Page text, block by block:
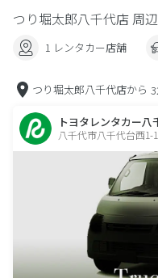
つり堀太郎八千代店 周
1 レンタカー店舗
つり堀太郎八千代店から
トヨタレンタカー八
八千代市八千代台西1-